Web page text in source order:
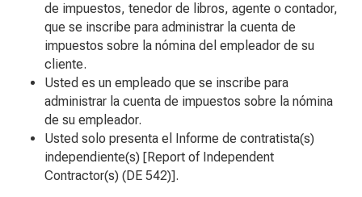
de impuestos, tenedor de libros, agente o contador,
que se inscribe para administrar la cuenta de
impuestos sobre la nómina del empleador de su
cliente.
Usted es un empleado que se inscribe para
administrar la cuenta de impuestos sobre la nómina
de su empleador.
Usted solo presenta el Informe de contratista(s)
independiente(s) [Report of Independent
Contractor(s) (DE 542)].